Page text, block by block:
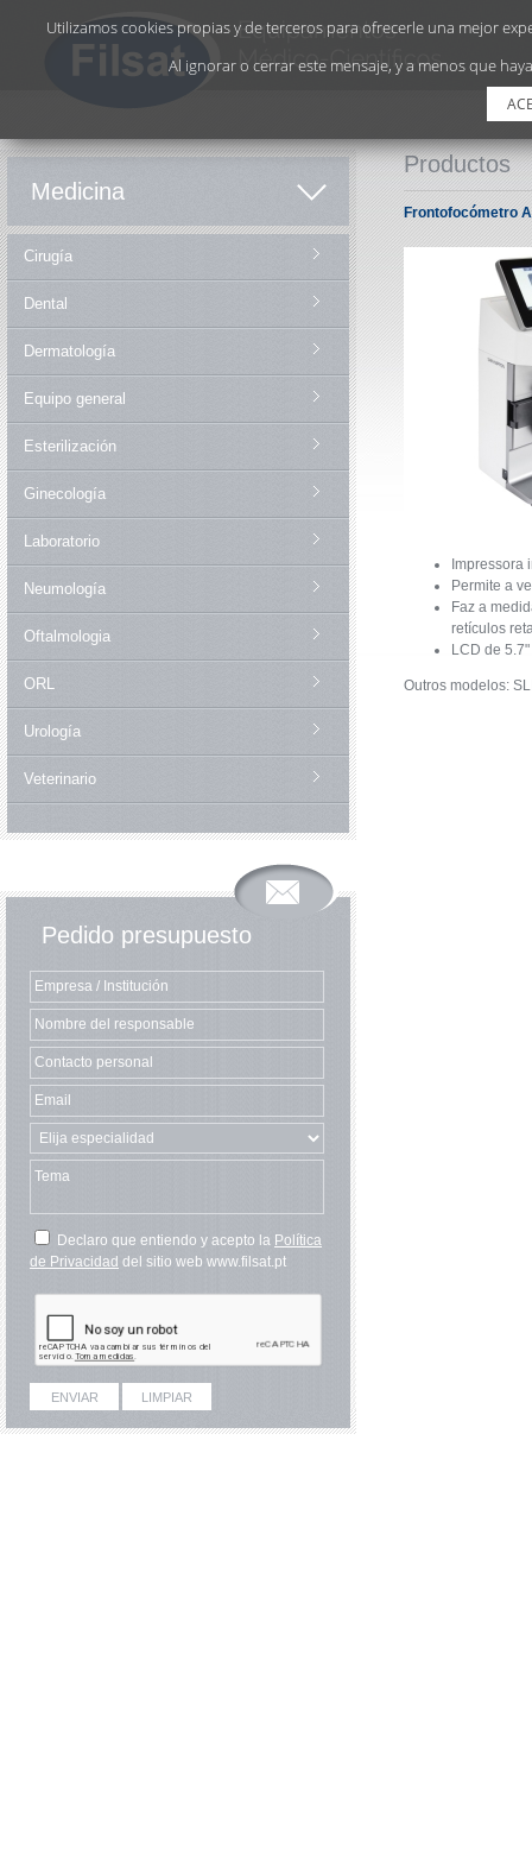
Medicina
Cirugía
Dental
Dermatología
Equipo general
Esterilización
Ginecología
Laboratorio
Neumología
Oftalmologia
ORL
Urología
Veterinario
Pedido presupuesto
Declaro que entiendo y acepto la Política
de Privacidad del sitio web www.filsat.pt
Productos
Frontofocómetro
Impressora
Permite a
Faz a
retículos
LCD de
Outros modelos:
Utilizamos cookies propias y de terceros para ofrecerle una mejor
Al ignorar o cerrar este mensaje, y a menos que